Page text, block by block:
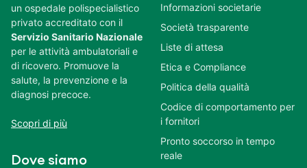
un ospedale polispecialistico
privato accreditato con il
Servizio Sanitario Nazionale
per le attività ambulatoriali e
di ricovero. Promuove la
salute, la prevenzione e la
diagnosi precoce.
Scopri di più
Dove siamo
Informazioni societarie
Società trasparente
Liste di attesa
Etica e Compliance
Politica della qualità
Codice di comportamento per
i fornitori
Pronto soccorso in tempo
reale